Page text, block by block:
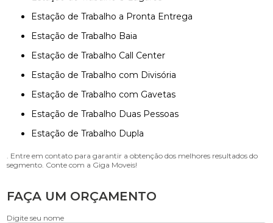
Estação de Trabalho a Pronta Entrega
Estação de Trabalho Baia
Estação de Trabalho Call Center
Estação de Trabalho com Divisória
Estação de Trabalho com Gavetas
Estação de Trabalho Duas Pessoas
Estação de Trabalho Dupla
. Entre em contato para garantir a obtenção dos melhores resultados do
segmento. Conte com a Giga Moveis!
FAÇA UM ORÇAMENTO
Digite seu nome